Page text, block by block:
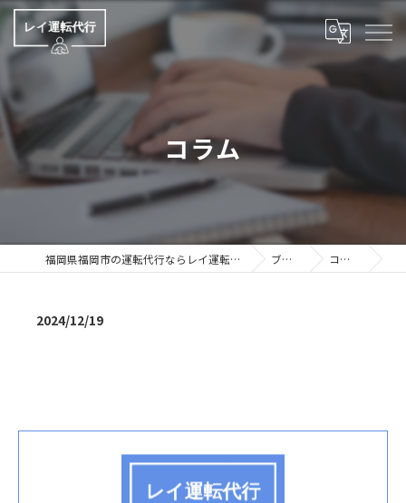
コラム
福岡県福岡市の運転代行ならレイ運転代行 ブログ コラム
2024/12/19